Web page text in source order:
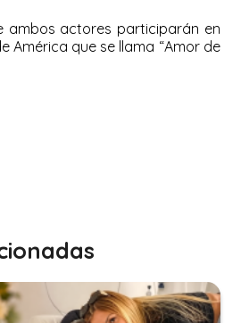
ambos actores participarán en
América que se llama “Amor de